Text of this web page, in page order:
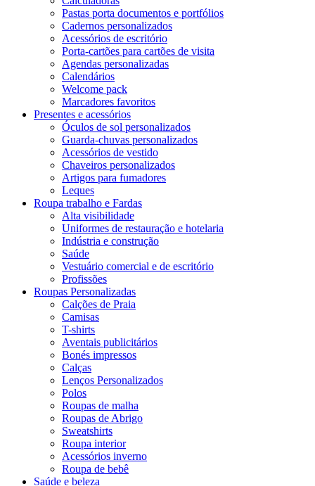
Pastas porta documentos e portfólios
Cadernos personalizados
Acessórios de escritório
Porta-cartões para cartões de visita
Agendas personalizadas
Calendários
Welcome pack
Marcadores favoritos
Presentes e acessórios
Óculos de sol personalizados
Guarda-chuvas personalizados
Acessórios de vestido
Chaveiros personalizados
Artigos para fumadores
Leques
Roupa trabalho e Fardas
Alta visibilidade
Uniformes de restauração e hotelaria
Indústria e construção
Saúde
Vestuário comercial e de escritório
Profissões
Roupas Personalizadas
Calções de Praia
Camisas
T-shirts
Aventais publicitários
Bonés impressos
Calças
Lenços Personalizados
Polos
Roupas de malha
Roupas de Abrigo
Sweatshirts
Roupa interior
Acessórios inverno
Roupa de bebê
Saúde e beleza